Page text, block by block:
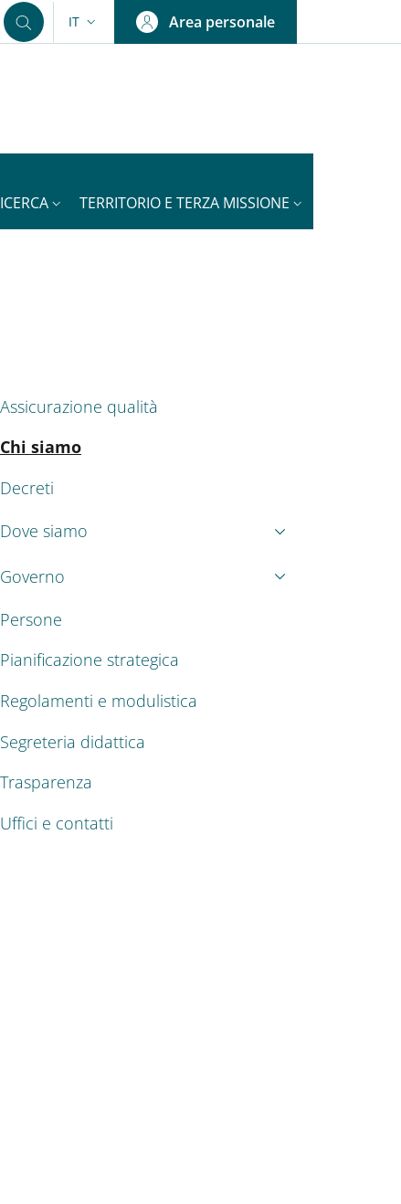
SELETTORE LINGUA: CURRENT LANGUAGE
IT Area personale
TERRITORIO E TERZA MISSIONE
CEV SECOND NAVIGATION
Assicurazione qualità
Chi siamo
Decreti
Dove siamo
Governo
Persone
Pianificazione strategica
Regolamenti e modulistica
Segreteria didattica
Trasparenza
Uffici e contatti